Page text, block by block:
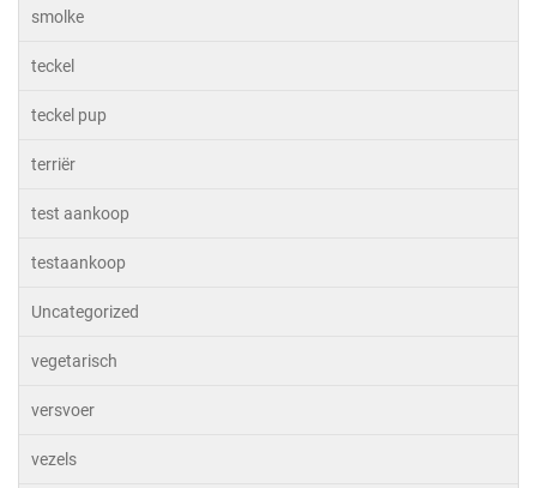
smolke
teckel
teckel pup
terriër
test aankoop
testaankoop
Uncategorized
vegetarisch
versvoer
vezels